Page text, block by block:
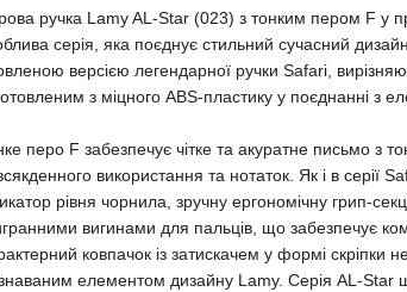
ручка Lamy AL-Star (023) з тонким пером F у
серія, яка поєднує стильний сучасний
версією легендарної ручки Safari,
з міцного ABS-пластику у поєднанні з
перо F забезпечує чітке та акуратне письмо з
використання та нотаток. Як і в серії
рівня чорнила, зручну ергономічну грип-
вигинами для пальців, що забезпечує
ковпачок із затискачем у формі скріпки
елементом дизайну Lamy. Серія AL-Star